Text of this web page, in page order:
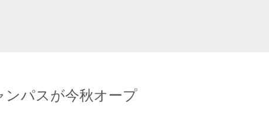
ンパスが今秋オープ